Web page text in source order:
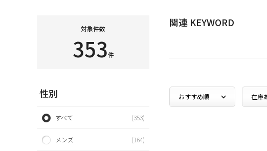
対象件数
353件
性別
すべて (353)
メンズ (164)
関連 KEYWORD